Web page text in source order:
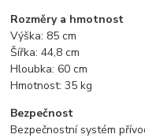
Rozměry a hmotnost
Výška: 85cm
Šířka:44,8cm
Hloubka:60cm
Hmotnost:35kg
Bezpečnost
Bezpečnostní systém